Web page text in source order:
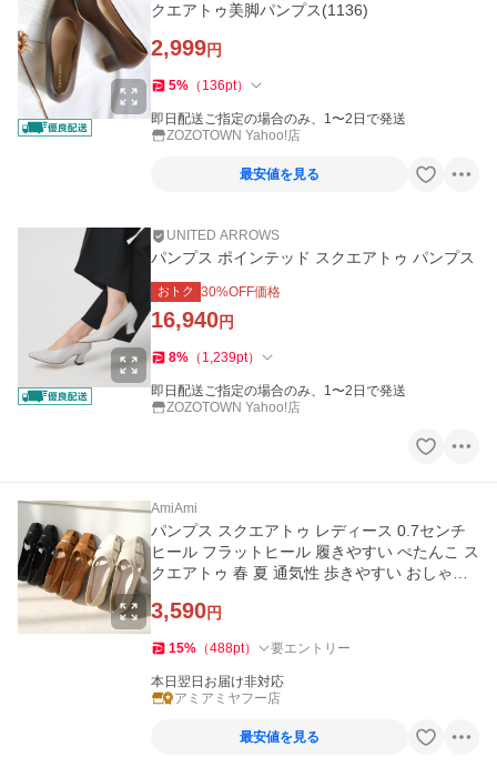
クエアトゥ美脚パンプス(1136)
2,999円
5% （ 136pt）
即日配送ご指定の場合のみ、1〜2日で発送
ZOZOTOWN Yahoo!店
最安値を見る
UNITED ARROWS
パンプス ポインテッド スクエアトゥ パンプス
おトク 30%OFF価格
16,940円
8% （ 1,239pt）
即日配送ご指定の場合のみ、1〜2日で発送
ZOZOTOWN Yahoo!店
AmiAmi
パンプス スクエアトゥ レディース 0.7センチ
ヒール フラットヒール 履きやすい ぺたんこ ス
クエアトゥ 春 夏 通気性 歩きやすい おしゃれ
3,590円
15% （488pt） 要エントリー
本日翌日お届け非対応
アミアミヤフー店
最安値を見る